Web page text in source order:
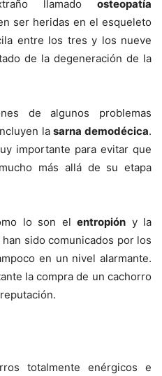
llamado osteopatía
ser heridas en el esqueleto
entre los tres y los nueve
de la degeneración de la
de algunos problemas
lasarna demodécica.
importante para evitar que
más allá de su etapa
lo son elentropión y la
han sido comunicados por los
en un nivel alarmante.
la compra de un cachorro
totalmente enérgicos e